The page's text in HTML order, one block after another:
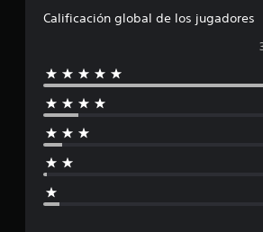
Calificación global de los jugadores